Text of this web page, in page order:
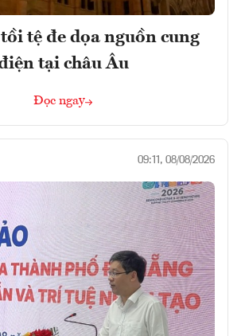
tệ đe dọa nguồn cung
tại châu Âu
Đọc ngay
09:11, 08/08/2026